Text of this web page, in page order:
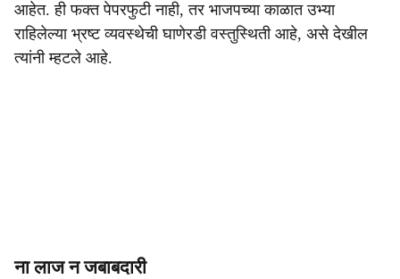
आहेत. ही फक्त पेपरफुटी नाही, तर भाजपच्या काळात उभ्या
राहिलेल्या भ्रष्ट व्यवस्थेची घाणेरडी वस्तुस्थिती आहे, असे देखील
त्यांनी म्हटले आहे.
ना लाज न जबाबदारी